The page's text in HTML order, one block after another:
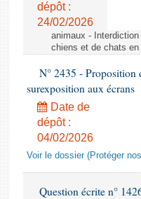
dépôt :
24/02/2026
animaux -
chiens et de chats
N° 2435 - Proposition
surexposition aux écrans
Date de
dépôt :
04/02/2026
Voir le dossier (Protéger
Question écrite n°